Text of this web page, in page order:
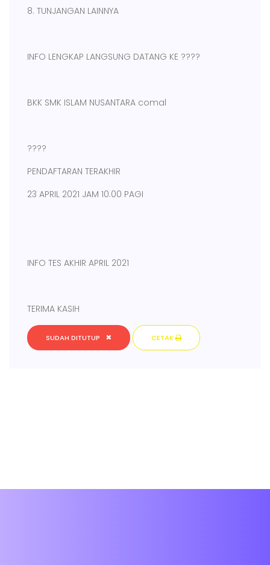
8. TUNJANGAN LAINNYA
INFO LENGKAP LANGSUNG DATANG KE ????
BKK SMK ISLAM NUSANTARA comal
????
PENDAFTARAN TERAKHIR
23 APRIL 2021 JAM 10.00 PAGI
INFO TES AKHIR APRIL 2021
TERIMA KASIH
SUDAH DITUTUP CETAK